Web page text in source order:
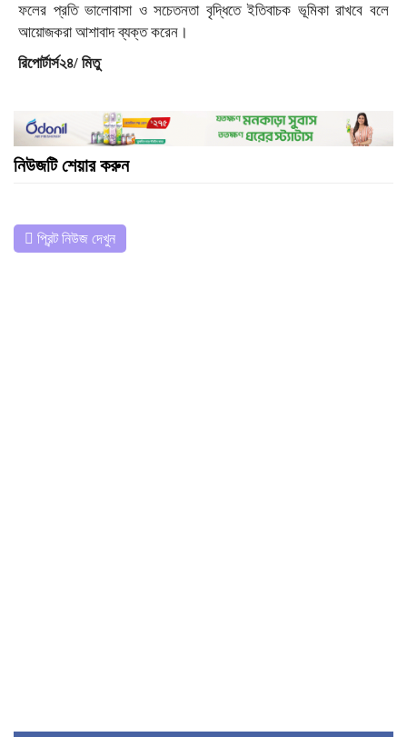
ফলের প্রতি ভালোবাসা ও সচেতনতা বৃদ্ধিতে ইতিবাচক ভূমিকা রাখবে বলে
আয়োজকরা আশাবাদ ব্যক্ত করেন।
রিপোর্টার্স২৪/ মিতু
নিউজটি শেয়ার করুন
প্রিন্ট নিউজ দেখুন